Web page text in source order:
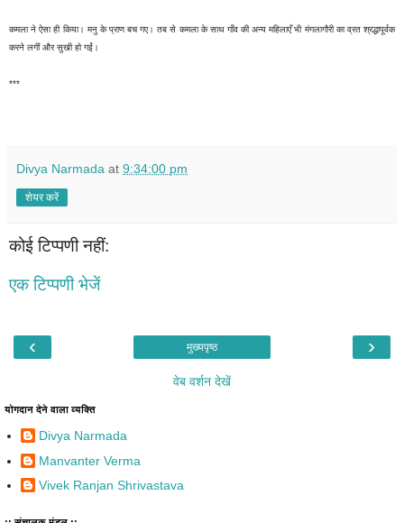
कमला ने ऐसा ही किया। मनु के प्राण बच गए। तब से कमला के साथ गाँव की अन्य महिलाएँ भी मंगलागौरी का व्रत श्रद्धापूर्वक
करने लगीं और सुखी हो गईं।
***
Divya Narmada at 9:34:00 pm
शेयर करें
कोई टिप्पणी नहीं:
एक टिप्पणी भेजें
‹ ›
मुख्यपृष्ठ
वेब वर्शन देखें
योगदान देने वाला व्यक्ति
Divya Narmada
Manvanter Verma
Vivek Ranjan Shrivastava